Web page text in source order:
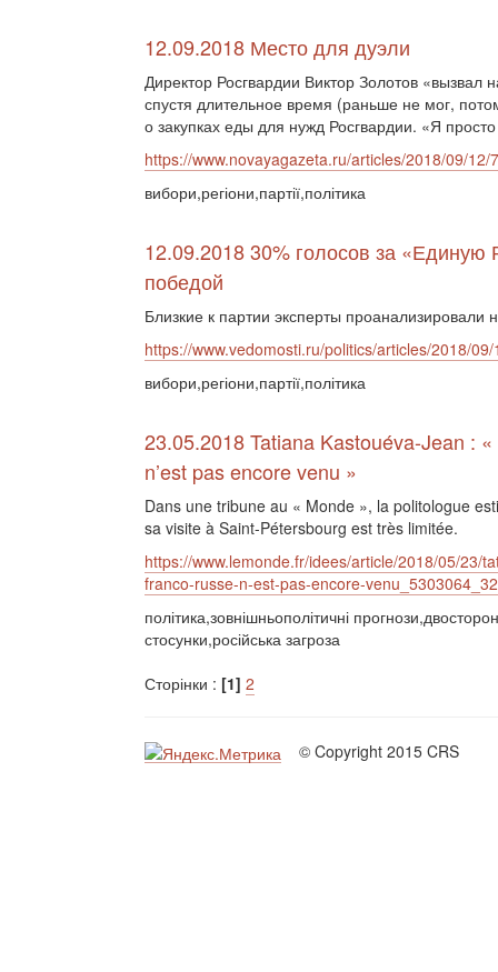
12.09.2018 Место для дуэли
Директор Росгвардии Виктор Золотов
спустя длительное время (раньше не мог,
о закупках еды для нужд Росгвардии. «Я
https://www.novayagazeta.ru/articles/2018/09/
вибори,регіони,партії,політика
12.09.2018 30% голосов за
победой
Близкие к партии эксперты
https://www.vedomosti.ru/politics/articles/2018/
вибори,регіони,партії,політика
23.05.2018 Tatiana Kastouéva-Jean :
n’est pas encore venu »
Dans une tribune au « Monde », la politologue
sa visite à Saint-Pétersbourg est très limitée.
https://www.lemonde.fr/idees/article/2018/05/23/
franco-russe-n-est-pas-encore-
політика,зовнішньополітичні
стосунки,російська загроза
Сторінки : [1] 2
© Copyright 2015 CRS